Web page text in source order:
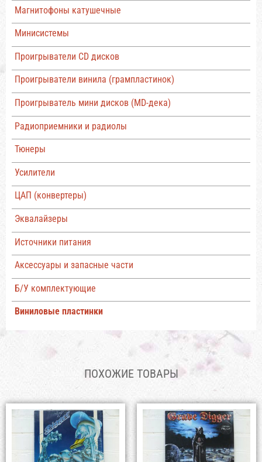
Магнитофоны катушечные
Минисистемы
Проигрыватели CD дисков
Проигрыватели винила (грампластинок)
Проигрыватель мини дисков (MD-дека)
Радиоприемники и радиолы
Тюнеры
Усилители
ЦАП (конвертеры)
Эквалайзеры
Источники питания
Аксессуары и запасные части
Б/У комплектующие
Виниловые пластинки
ПОХОЖИЕ ТОВАРЫ